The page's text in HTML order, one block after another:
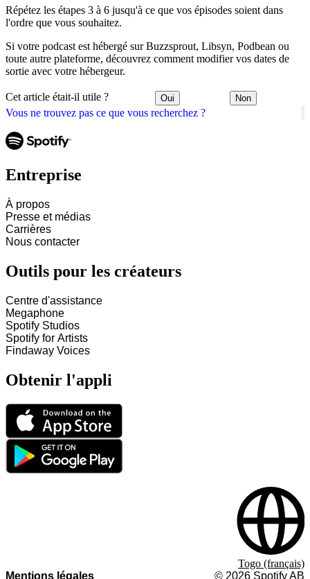
Vous ne trouvez pas ce que vous recherchez ?
Répétez les étapes 3 à 6 jusqu'à ce que vos épisodes soient dans
l'ordre que vous souhaitez.
Si votre podcast est hébergé sur Buzzsprout, Libsyn, Podbean ou
toute autre plateforme, découvrez comment modifier vos dates de
sortie avec votre hébergeur.
Cet article était-il utile ? Oui Non
Entreprise
À propos
Presse et médias
Carrières
Nous contacter
Outils pour les créateurs
Centre d'assistance
Megaphone
Spotify Studios
Spotify for Artists
Findaway Voices
Obtenir l'appli
Mentions légales © 2026 Spotify AB
Togo (français)